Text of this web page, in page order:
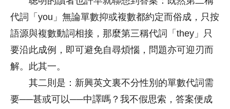
代詞「you」無論單數抑或複數都約定而俗成，只按
語源與複數動詞相接，那麼第三稱代詞「they」只
要沿此成例，即可避免自尋煩惱，問題亦可迎刃而
解。此其一。
其二則是：新興英文裏不分性別的單數代詞需
要──甚或可以──中譯嗎？我不假思索，答案便成